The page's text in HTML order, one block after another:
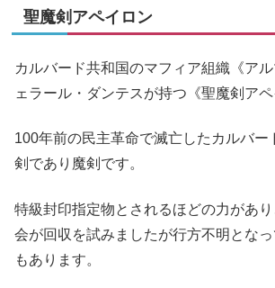
聖魔剣アペイロン
カルバード共和国のマフィア組織《ア
ェラール・ダンテスが持つ《聖魔剣アペ
100年前の民主革命で滅亡したカルバー
剣であり魔剣です。
特級封印指定物とされるほどの力があ
会が回収を試みましたが行方不明とな
もあります。